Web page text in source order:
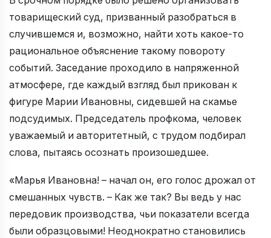
товарищеский суд, призванный разобраться в
случившемся и, возможно, найти хоть какое-то
рациональное объяснение такому повороту
событий. Заседание проходило в напряженной
атмосфере, где каждый взгляд был прикован к
фигуре Марии Ивановны, сидевшей на скамье
подсудимых. Председатель профкома, человек
уважаемый и авторитетный, с трудом подбирал
слова, пытаясь осознать произошедшее.
«Марья Ивановна! – начал он, его голос дрожал от
смешанных чувств. – Как же так? Вы ведь у нас
передовик производства, чьи показатели всегда
были образцовыми! Неоднократно становились